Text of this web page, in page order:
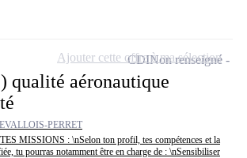
qualité aéronautique
PERRET
MISSIONS : \nSelon ton profil, tes compétences et la
tu pourras notamment être en charge de : \nSensibiliser
CDINon renseigné
Ajouter cette offre à ma sélection